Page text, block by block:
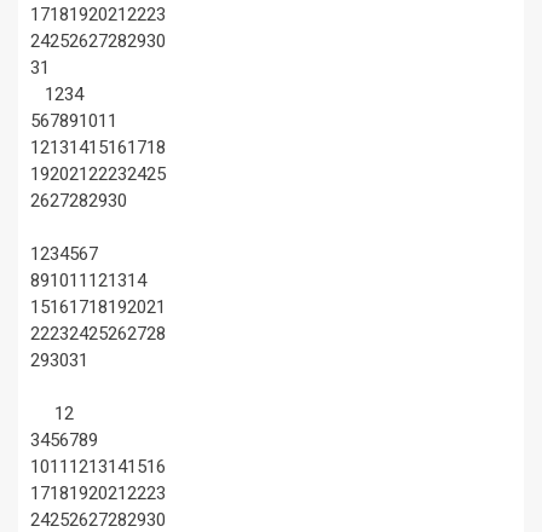
17181920212223
24252627282930
31
1234
567891011
12131415161718
19202122232425
2627282930
1234567
891011 121314
15161718192021
22232425262728
293031
12
3456789
1011 1213141516
17181920212223
24252627282930